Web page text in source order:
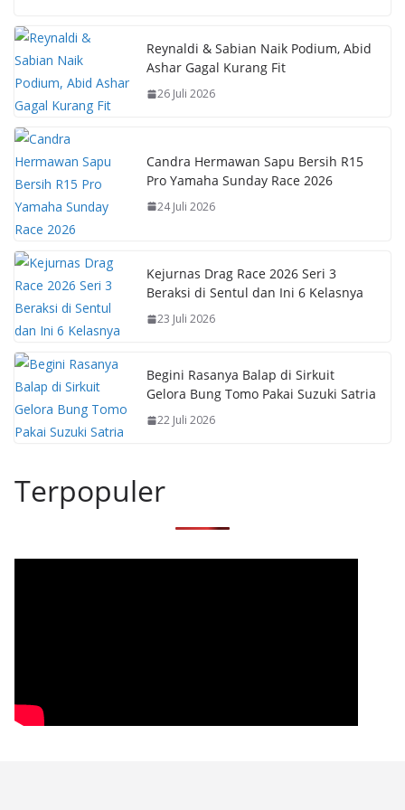
e
b
o
o
k
s
A
p
e
st
y
Li
n
Reynaldi & Sabian Naik Podium, Abid
Ashar Gagal Kurang Fit
26 Juli 2026
Candra Hermawan Sapu Bersih R15
Pro Yamaha Sunday Race 2026
24 Juli 2026
Kejurnas Drag Race 2026 Seri 3
Beraksi di Sentul dan Ini 6 Kelasnya
23 Juli 2026
Begini Rasanya Balap di Sirkuit
Gelora Bung Tomo Pakai Suzuki Satria
22 Juli 2026
Terpopuler